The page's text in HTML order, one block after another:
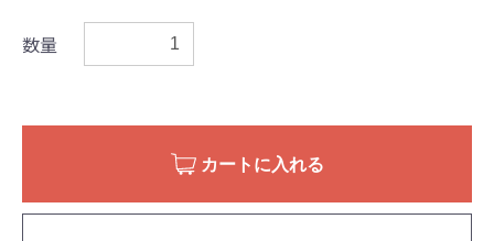
数量
カートに入れる